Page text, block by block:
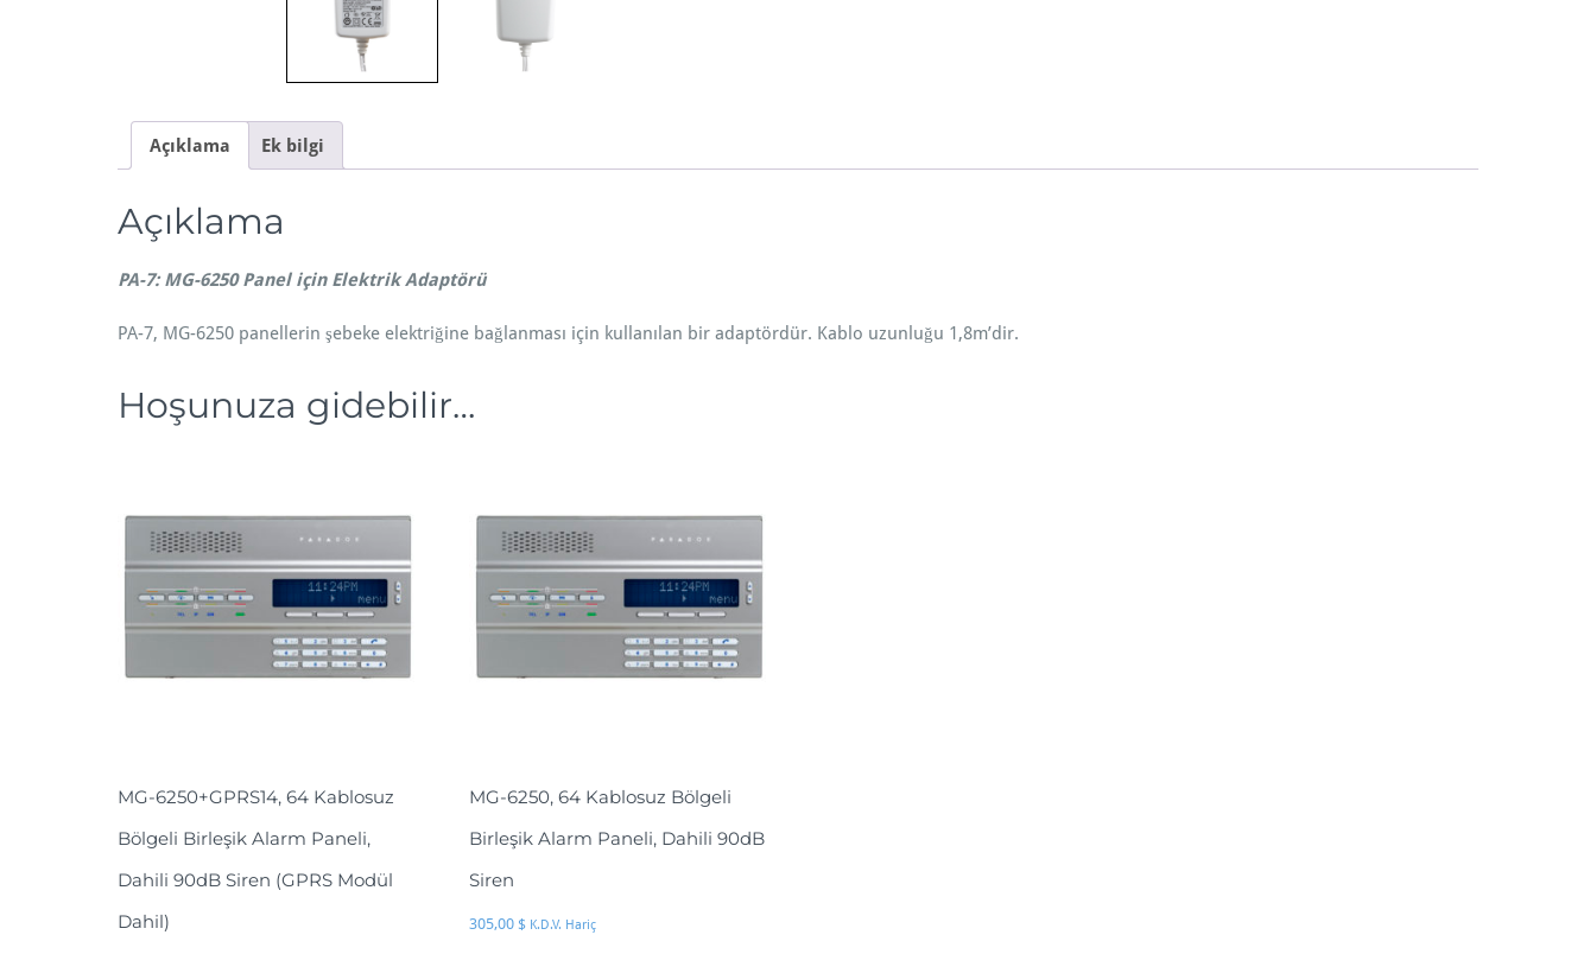
ü
Açıklama Ek bilgi
Açıklama
PA-7: MG-6250 Panel için Elektrik Adaptörü
PA-7, MG-6250 panellerin şebeke elektriğine bağlanması için kullanılan bir adaptördür. Kablo uzunluğu 1,8m’dir.
Hoşunuza gidebilir…
MG-6250+GPRS14, 64 Kablosuz
Bölgeli Birleşik Alarm Paneli,
Dahili 90dB Siren (GPRS Modül
Dahil)
MG-6250, 64 Kablosuz Bölgeli
Birleşik Alarm Paneli, Dahili 90dB
Siren
305,00 $ K.D.V. Hariç